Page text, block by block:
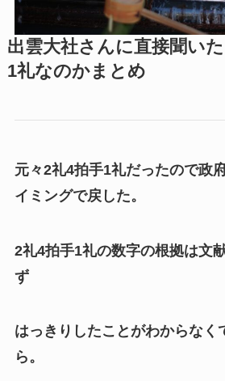
出雲大社さんに直接聞い
1礼なのかまとめ
元々2礼4拍手1礼だったので政
イミングで戻した。
2礼4拍手1礼の数字の根拠は文
ず
はっきりしたことがわからなく
ら。